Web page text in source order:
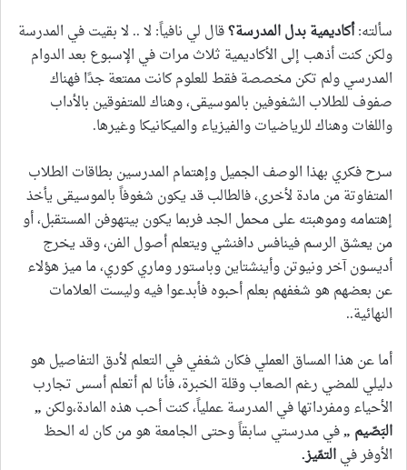
سألته:أكاديمية بدل المدرسة؟قال لي نافياً: لا .. لا بقيت في المدرسة
ولكن كنت أذهب إلى الأكاديمية ثلاث مرات في الإسبوع بعد الدوام
المدرسي ولم تكن مخصصة فقط للعلوم كانت ممتعة جدًا فهناك
صفوف للطلاب الشغوفين بالموسيقى، وهناك للمتفوقين بالأداب
واللغات وهناك للرياضيات والفيزياء والميكانيكا وغيرها.
سرح فكري بهذا الوصف الجميل وإهتمام المدرسين بطاقات الطلاب
المتفاوتة من مادة لأخرى، فالطالب قد يكون شغوفاً بالموسيقى يأخذ
إهتمامه وموهبته على محمل الجد فربما يكون بيتهوفن المستقبل، أو
من يعشق الرسم فينافس دافنشي ويتعلم أصول الفن، وقد يخرج
أديسون آخر ونيوتن وأينشتاين وباستور وماري كوري، ما ميز هؤلاء
عن بعضهم هو شغفهم بعلم أحبوه فأبدعوا فيه وليست العلامات
النهائية..
أما عن هذا المساق العملي فكان شغفي في التعلم لأدق التفاصيل هو
دليلي للمضي رغم الصعاب وقلة الخبرة، فأنا لم أتعلم أسس تجارب
الأحياء ومفرداتها في المدرسة عملياً، كنت أحب هذه المادة،ولكن „
البَصّيم „في مدرستي سابقاً وحتى الجامعة هو من كان له الحظ
الأوفر فيالتمّيز.